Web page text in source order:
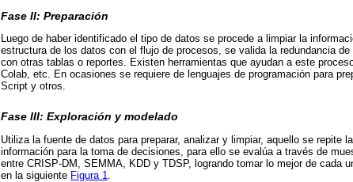
Fase II: Preparación
Luego de haber identificado el tipo de datos se procede a limpiar la
estructura de los datos con el flujo de procesos, se valida la redundancia
con otras tablas o reportes. Existen herramientas que ayudan a este
Colab, etc. En ocasiones se requiere de lenguajes de programación para
Script y otros.
Fase III: Exploración y modelado
Utiliza la fuente de datos para preparar, analizar y limpiar, aquello se repite
información para la toma de decisiones, para ello se evalúa a través de
entre CRISP-DM, SEMMA, KDD y TDSP, logrando tomar lo mejor de cada
en la siguiente Figura 1